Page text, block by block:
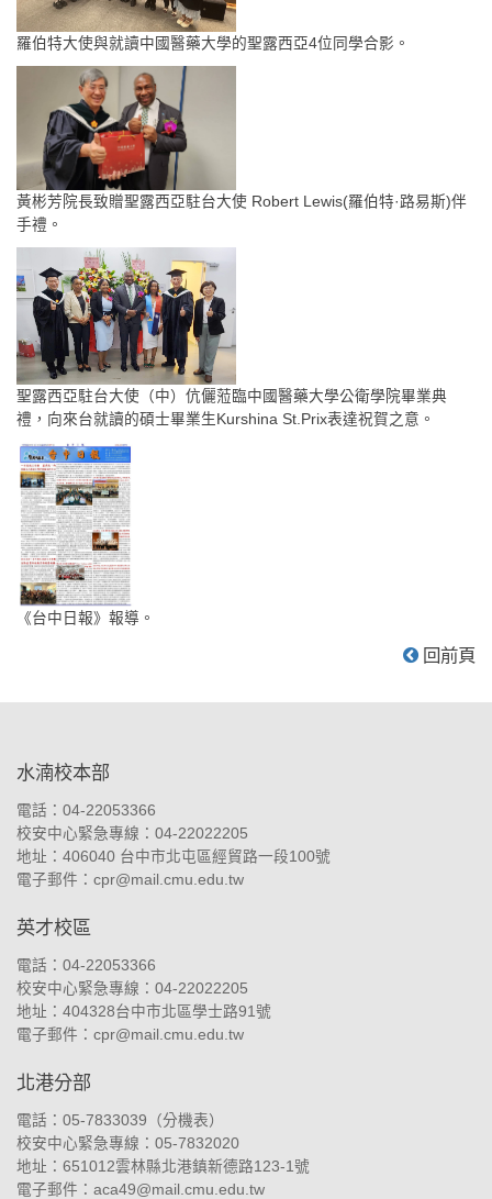
羅伯特大使與就讀中國醫藥大學的聖露西亞4位同學合影。
黃彬芳院長致贈聖露西亞駐台大使 Robert Lewis(羅伯特·路易斯)伴
手禮。
聖露西亞駐台大使（中）伉儷蒞臨中國醫藥大學公衛學院畢業典
禮，向來台就讀的碩士畢業生Kurshina St.Prix表達祝賀之意。
《台中日報》報導。
回前頁
水湳校本部
電話：04-22053366
校安中心緊急專線：04-22022205
地址： 406040 台中市北屯區經貿路一段100號
電子郵件： cpr@mail.cmu.edu.tw
英才校區
電話：04-22053366
校安中心緊急專線：04-22022205
地址： 404328台中市北區學士路91號
電子郵件： cpr@mail.cmu.edu.tw
北港分部
電話：05-7833039（分機表）
校安中心緊急專線：05-7832020
地址： 651012雲林縣北港鎮新德路123-1號
電子郵件： aca49@mail.cmu.edu.tw